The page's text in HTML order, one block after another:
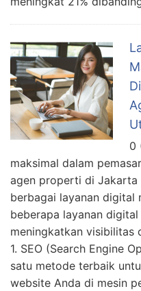
0
maksimal dalam
agen properti di Jakarta
berbagai layanan digital
beberapa layanan
meningkatkan visibilitas
1. SEO (Search Engine
satu metode terbaik
website Anda di mesin